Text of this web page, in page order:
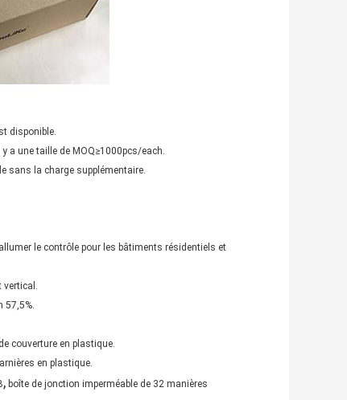
disponible.
une taille de MOQ≥1000pcs/each.
la charge supplémentaire.
le contrôle pour les bâtiments résidentiels et
vertical.
57,5%.
couverture en plastique.
en plastique.
, boîte de jonction imperméable de 32 manières